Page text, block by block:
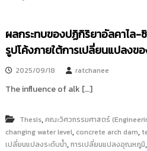
ผลกระทบของปฏิกิริยาอัลคาไล
รูปโค้งภายใต้การเปลี่ยนแปลง
2025/09/18 ratchanee
The influence of alk […]
Thesis,คณะวิศวกรรมศาสตร์
changing water level, concrete arch dam,
เปลี่ยนแปลงระดับน้ำ,การเปลี่ยนแปลงอุณหภูมิ,